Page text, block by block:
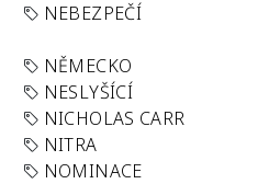
NEBEZPEČÍ
NĚMECKO
NESLYŠÍCÍ
NICHOLAS CARR
NITRA
NOMINACE